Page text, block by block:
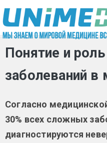
Перейти к основному
Понятие и
заболеваний в
Согласно
30% всех сложных
диагностируются